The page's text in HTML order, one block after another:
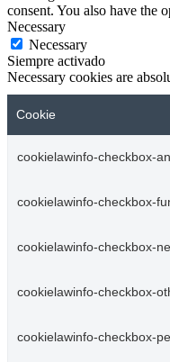
consent. You also have the
Necessary
Necessary
Siempre activado
Necessary cookies are
Cookie
cookielawinfo-checkbox-
cookielawinfo-checkbox-
cookielawinfo-checkbox-
cookielawinfo-checkbox-
cookielawinfo-checkbox-